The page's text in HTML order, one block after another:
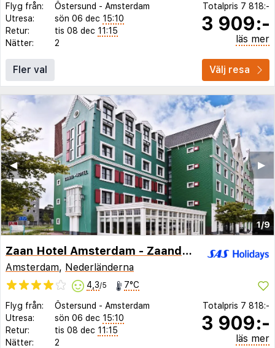
Flyg från: Östersund - Amsterdam
Utresa:
sön 06 dec 15:10
Retur:
tis 08 dec 11:15
Nätter:
2
Totalpris 7 818:-
3 909:-
läs mer
Fler val Välj resa
1/9
▶︎
◀︎
Zaan Hotel Amsterdam - Zaandam
Amsterdam, Nederländerna
4,3/5 7°C
Flyg från: Östersund - Amsterdam
Utresa:
sön 06 dec 15:10
Retur:
tis 08 dec 11:15
Nätter:
2
Totalpris 7 818:-
3 909:-
läs mer